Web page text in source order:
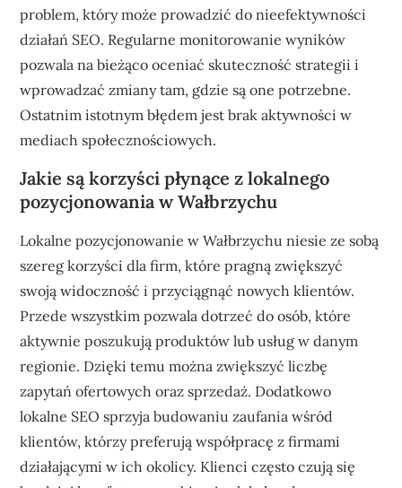
problem, który może prowadzić do nieefektywności
działań SEO. Regularne monitorowanie wyników
pozwala na bieżąco oceniać skuteczność strategii i
wprowadzać zmiany tam, gdzie są one potrzebne.
Ostatnim istotnym błędem jest brak aktywności w
mediach społecznościowych.
Jakie są korzyści płynące z lokalnego
pozycjonowania w Wałbrzychu
Lokalne pozycjonowanie w Wałbrzychu niesie ze sobą
szereg korzyści dla firm, które pragną zwiększyć
swoją widoczność i przyciągnąć nowych klientów.
Przede wszystkim pozwala dotrzeć do osób, które
aktywnie poszukują produktów lub usług w danym
regionie. Dzięki temu można zwiększyć liczbę
zapytań ofertowych oraz sprzedaż. Dodatkowo
lokalne SEO sprzyja budowaniu zaufania wśród
klientów, którzy preferują współpracę z firmami
działającymi w ich okolicy. Klienci często czują się